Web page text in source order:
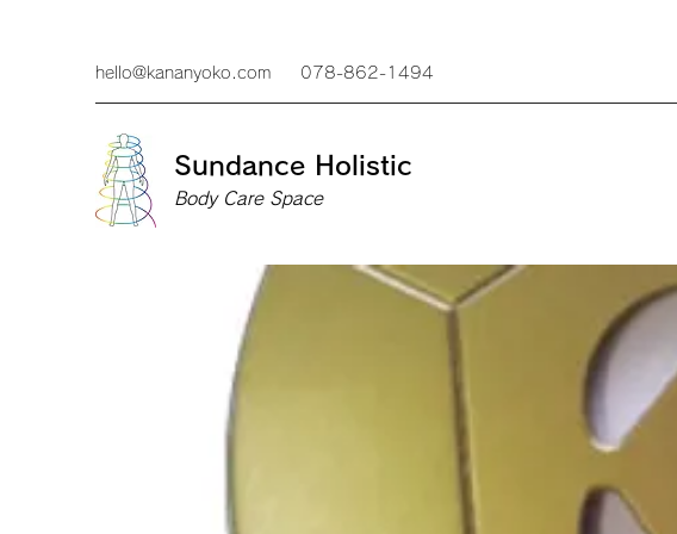
hello@kananyoko.com 078-862-1494
Sundance Holistic
Body Care Space